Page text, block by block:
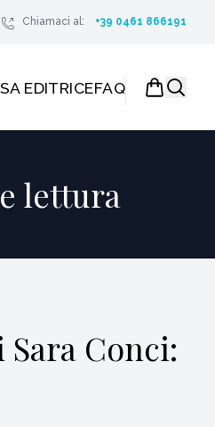
Chiamaci al: +39 0461 866191
EDITRICEFAQ
lettura
Conci: